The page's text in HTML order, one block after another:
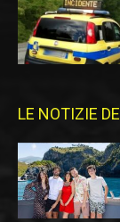
LE NOTIZIE